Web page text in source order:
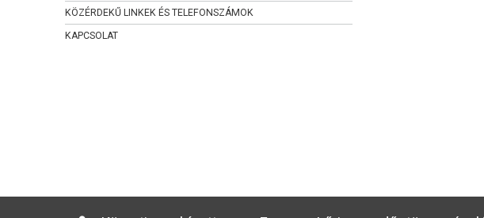
KÖZÉRDEKŰ LINKEK ÉS TELEFONSZÁMOK
KAPCSOLAT